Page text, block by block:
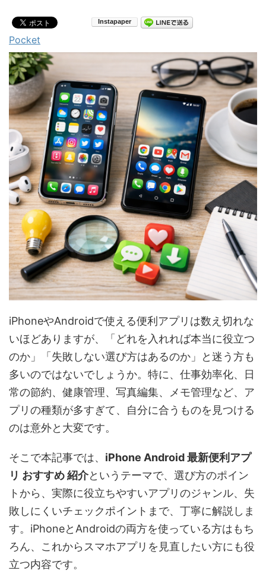
Pocket
iPhoneやAndroidで使える便利アプリは数え切れな
いほどありますが、「どれを入れれば本当に役立つ
のか」「失敗しない選び方はあるのか」と迷う方も
多いのではないでしょうか。特に、仕事効率化、日
常の節約、健康管理、写真編集、メモ管理など、ア
プリの種類が多すぎて、自分に合うものを見つける
のは意外と大変です。
そこで本記事では、 iPhone Android 最新便利アプ
リ おすすめ 紹介というテーマで、選び方のポイン
トから、実際に役立ちやすいアプリのジャンル、失
敗しにくいチェックポイントまで、丁寧に解説しま
す。iPhoneとAndroidの両方を使っている方はもち
ろん、これからスマホアプリを見直したい方にも役
立つ内容です。